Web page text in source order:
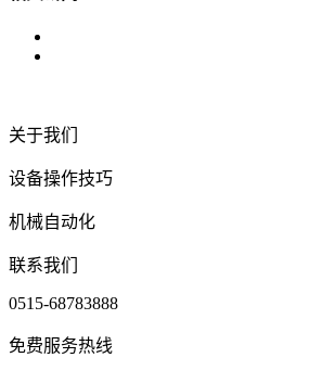
关于我们
设备操作技巧
机械自动化
联系我们
0515-68783888
免费服务热线